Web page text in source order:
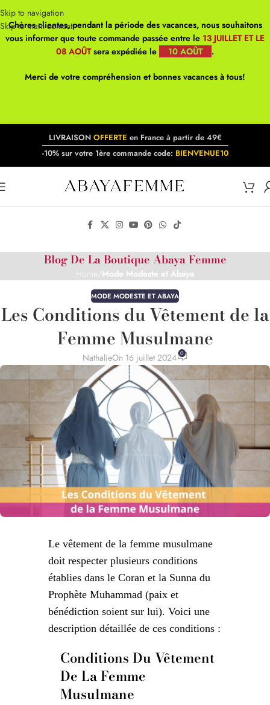
Skip to navigation
Skip to main content
Chères clientes, pendant la période des vacances, nous souhaitons
vous informer que toute commande passée entre le 13 JUILLET ET LE
08 AOÛTsera expédiée le 10 AOÛT .
Merci de votre compréhension et bonnes vacances à tous!
LIVRAISON OFFERTE en France à partir de 49€
-10% sur votre 1ère commande code: BIENVENUE10
Blog De La Boutique Abaya Femme
Mode Modeste et Abaya
MODE MODESTE ET ABAYA
Les Conditions du Vêtement de la
Femme Musulmane
NathalieOn 16 juillet 2024 0
Le vêtement de la femme musulmane
doit respecter plusieurs conditions
établies dans le Coran et la Sunna du
Prophète Muhammad (paix et
bénédiction soient sur lui). Voici une
description détaillée de ces conditions :
Conditions Du Vêtement
De La Femme
Musulmane